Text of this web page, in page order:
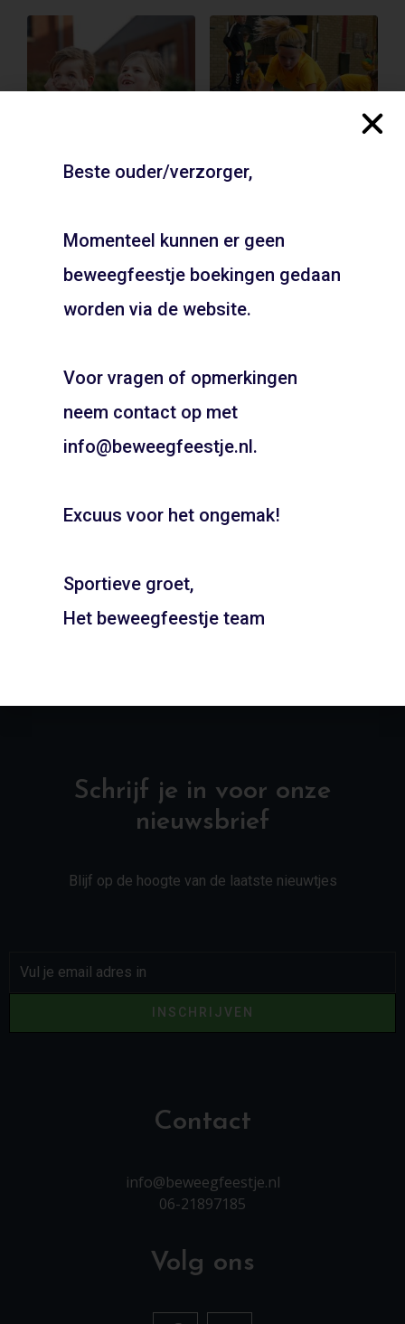
ADD TO CART ADD TO CART
ADD TO CART
Schrijf je in voor onze
nieuwsbrief
Blijf op de hoogte van de laatste nieuwtjes
INSCHRIJVEN
Contact
info@beweegfeestje.nl
06-21897185
Volg ons
JOUW FEESTJE IN
SINTERKLAAS OF KERST
Pietentraining, Pakjes bezorgen? Het kan allemaal!
06 21 89 71 85
Beste ouder/verzorger,
Momenteel kunnen er geen
beweegfeestje boekingen gedaan
worden via de website.
Voor vragen of opmerkingen
neem contact op met
info@beweegfeestje.nl.
Excuus voor het ongemak!
Sportieve groet,
Het beweegfeestje team